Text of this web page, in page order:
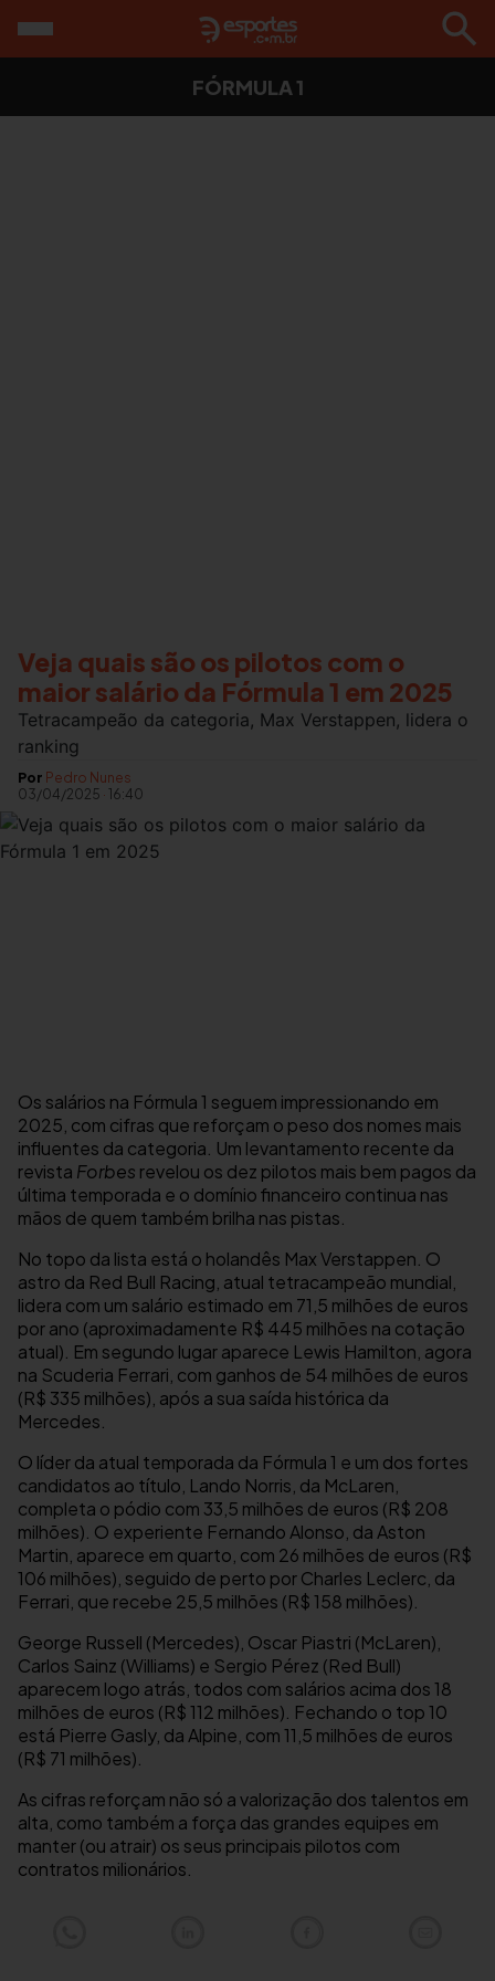
FÓRMULA 1
Veja quais são os pilotos com o
maior salário da Fórmula 1 em 2025
Tetracampeão da categoria, Max Verstappen, lidera o
ranking
Por Pedro Nunes
03/04/2025 · 16:40
Os salários na Fórmula 1 seguem impressionando em
2025, com cifras que reforçam o peso dos nomes mais
influentes da categoria. Um levantamento recente da
revista Forbes revelou os dez pilotos mais bem pagos da
última temporada e o domínio financeiro continua nas
mãos de quem também brilha nas pistas.
No topo da lista está o holandês Max Verstappen. O
astro da Red Bull Racing, atual tetracampeão mundial,
lidera com um salário estimado em 71,5 milhões de euros
por ano (aproximadamente R$ 445 milhões na cotação
atual). Em segundo lugar aparece Lewis Hamilton, agora
na Scuderia Ferrari, com ganhos de 54 milhões de euros
(R$ 335 milhões), após a sua saída histórica da
Mercedes.
O líder da atual temporada da Fórmula 1 e um dos fortes
candidatos ao título, Lando Norris, da McLaren,
completa o pódio com 33,5 milhões de euros (R$ 208
milhões). O experiente Fernando Alonso, da Aston
Martin, aparece em quarto, com 26 milhões de euros (R$
106 milhões), seguido de perto por Charles Leclerc, da
Ferrari, que recebe 25,5 milhões (R$ 158 milhões).
George Russell (Mercedes), Oscar Piastri (McLaren),
Carlos Sainz (Williams) e Sergio Pérez (Red Bull)
aparecem logo atrás, todos com salários acima dos 18
milhões de euros (R$ 112 milhões). Fechando o top 10
está Pierre Gasly, da Alpine, com 11,5 milhões de euros
(R$ 71 milhões).
As cifras reforçam não só a valorização dos talentos em
alta, como também a força das grandes equipes em
manter (ou atrair) os seus principais pilotos com
contratos milionários.